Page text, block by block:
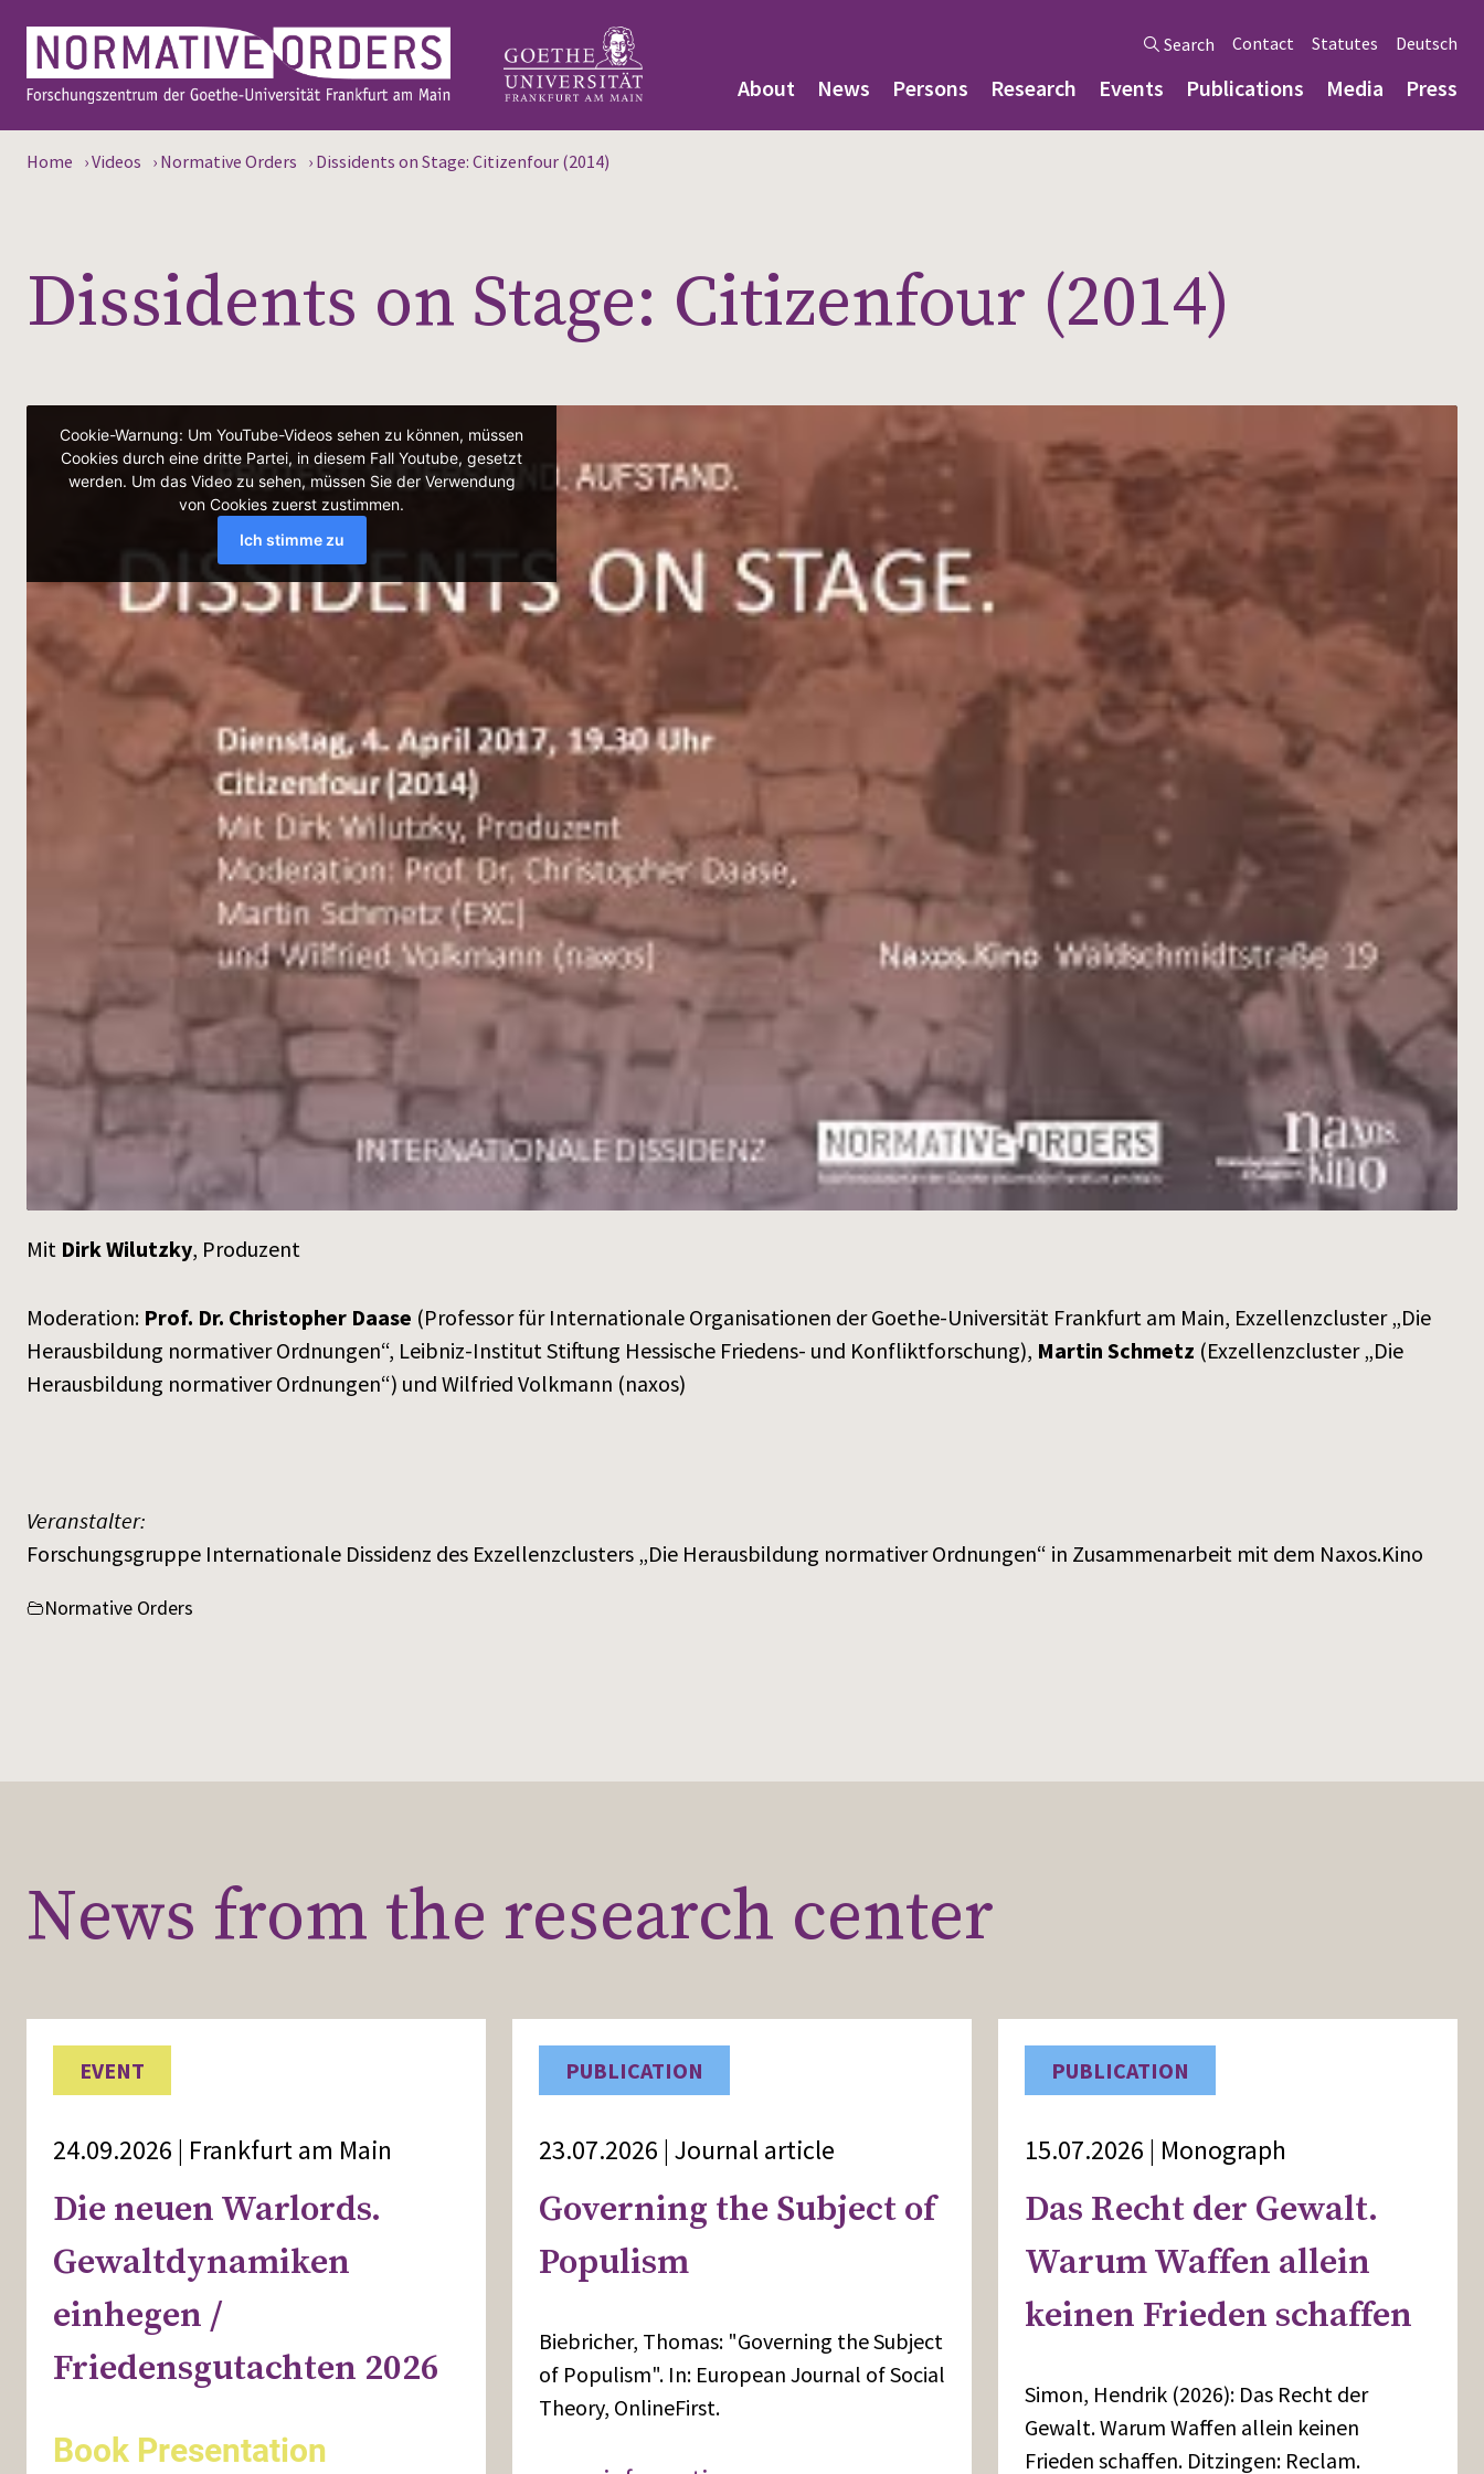
Search Contact Statutes Deutsch
About News Persons Research Events Publications Media Press
Home ›Videos › Normative Orders › Dissidents on Stage: Citizenfour (2014)
Dissidents on Stage: Citizenfour (2014)
Mit Dirk Wilutzky, Produzent
Moderation: Prof. Dr. Christopher Daase (Professor für Internationale Organisationen der Goethe-Universität Frankfurt am Main, Exzellenzcluster „Die
Herausbildung normativer Ordnungen“, Leibniz-Institut Stiftung Hessische Friedens- und Konfliktforschung), Martin Schmetz (Exzellenzcluster „Die
Herausbildung normativer Ordnungen“) und Wilfried Volkmann (naxos)
Veranstalter:
Forschungsgruppe Internationale Dissidenz des Exzellenzclusters „Die Herausbildung normativer Ordnungen“ in Zusammenarbeit mit dem Naxos.Kino
Normative Orders
News from the research center
EVENT
24.09.2026 | Frankfurt am Main
Die neuen Warlords.
Gewaltdynamiken
einhegen /
Friedensgutachten 2026
Book Presentation
PUBLICATION
23.07.2026 | Journal article
Governing the Subject of
Populism
Biebricher, Thomas: "Governing the Subject
of Populism". In: European Journal of Social
Theory, OnlineFirst.
PUBLICATION
15.07.2026 | Monograph
Das Recht der Gewalt.
Warum Waffen allein
keinen Frieden schaffen
Simon, Hendrik (2026): Das Recht der
Gewalt. Warum Waffen allein keinen
Frieden schaffen. Ditzingen: Reclam.